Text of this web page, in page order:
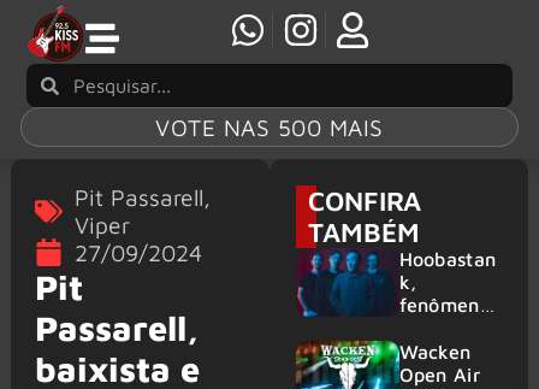
VOTE NAS 500 MAIS
Pit Passarell,
Viper
27/09/2024
Pit
Passarell,
baixista e
CONFIRA
TAMBÉM
Hoobastan
k,
fenômeno
rock anos
2000,
Wacken
Open Air